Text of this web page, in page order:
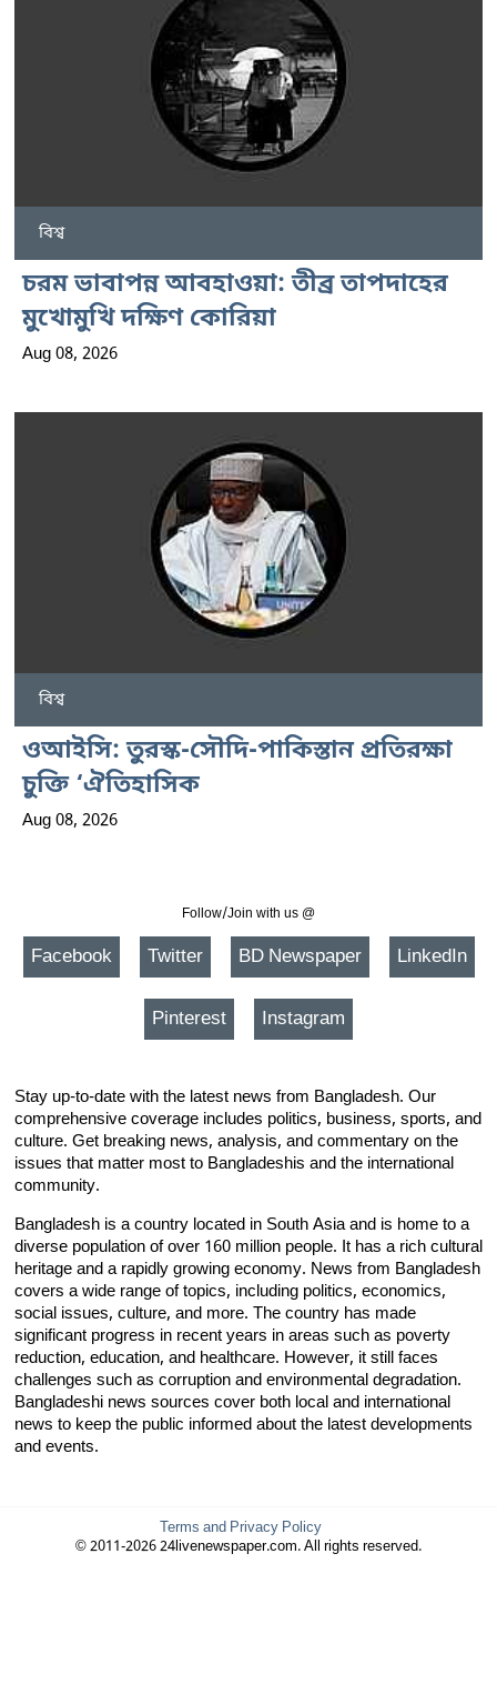
বিশ্ব
চরম ভাবাপন্ন আবহাওয়া: তীব্র তাপদাহের
মুখোমুখি দক্ষিণ কোরিয়া
Aug 08, 2026
বিশ্ব
ওআইসি: তুরস্ক-সৌদি-পাকিস্তান প্রতিরক্ষা
চুক্তি ‘ঐতিহাসিক
Aug 08, 2026
Follow/Join with us @
Facebook Twitter BD Newspaper LinkedIn
Pinterest Instagram
Stay up-to-date with the latest news from Bangladesh. Our
comprehensive coverage includes politics, business, sports, and
culture. Get breaking news, analysis, and commentary on the
issues that matter most to Bangladeshis and the international
community.
Bangladesh is a country located in South Asia and is home to a
diverse population of over 160 million people. It has a rich cultural
heritage and a rapidly growing economy. News from Bangladesh
covers a wide range of topics, including politics, economics,
social issues, culture, and more. The country has made
significant progress in recent years in areas such as poverty
reduction, education, and healthcare. However, it still faces
challenges such as corruption and environmental degradation.
Bangladeshi news sources cover both local and international
news to keep the public informed about the latest developments
and events.
Terms and Privacy Policy
© 2011-2026 24livenewspaper.com. All rights reserved.